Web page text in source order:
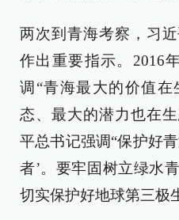
两次到青海考察，习
作出重要指示。2016
调“青海最大的价值
态、最大的潜力也在
平总书记强调“保护好
者’。要牢固树立绿水
切实保护好地球第三极